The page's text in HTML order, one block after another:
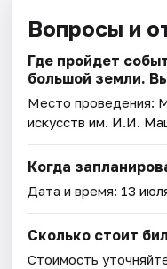
Вопросы и
Где пройдет
большой земли.
Место проведения:
искусств им. И.И.
Когда
Дата и время: 13
Сколько стоит
Стоимость